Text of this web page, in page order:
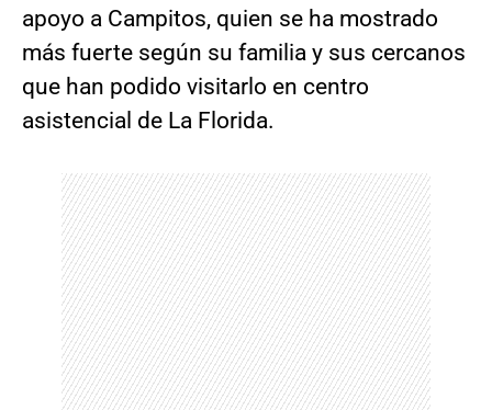
apoyo a Campitos, quien se ha mostrado
más fuerte según su familia y sus cercanos
que han podido visitarlo en centro
asistencial de La Florida.